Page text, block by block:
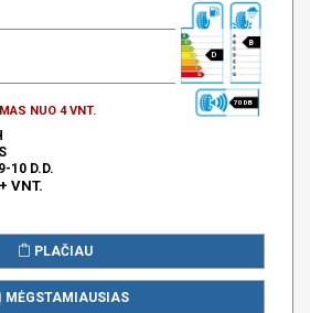
NUO 4 VNT.
D
B
70 DB
9-10 D.D.
VNT.
PLAČIAU